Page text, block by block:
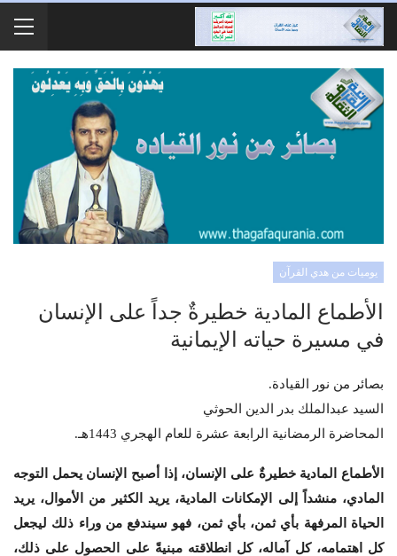
يوميات من هدي القرآن
الأطماع المادية خطيرةٌ جداً على الإنسان
في مسيرة حياته الإيمانية
بصائر من نور القيادة.
السيد عبدالملك بدر الدين الحوثي
المحاضرة الرمضانية الرابعة عشرة للعام الهجري 1443هـ.
الأطماع المادية خطيرةٌ على الإنسان، إذا أصبح الإنسان يحمل التوجه
المادي، منشداً إلى الإمكانات المادية، يريد الكثير من الأموال، يريد
الحياة المرفهة بأي ثمن، بأي ثمن، فهو سيندفع من وراء ذلك ليجعل
كل اهتمامه، كل آماله، كل انطلاقته مبنيةً على الحصول على ذلك،